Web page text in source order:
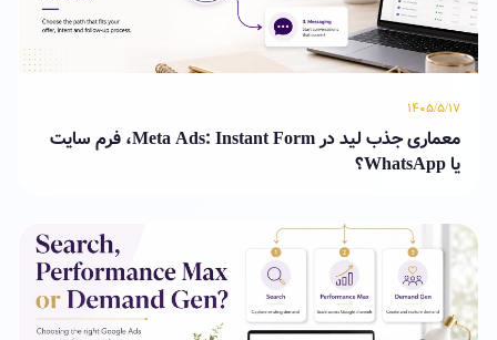
۱۴۰۵/۵/۱۷
معماری جذب لید در Meta Ads: Instant Form، فرم سایت
یا WhatsApp؟